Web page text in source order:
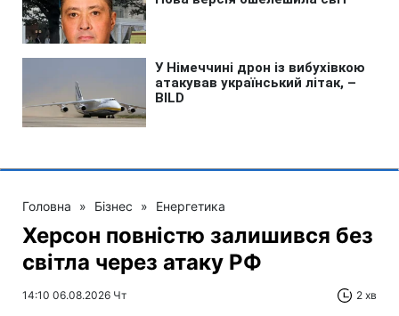
Головна » Бізнес » Енергетика
Херсон повністю залишився без
світла через атаку РФ
14:10 06.08.2026 Чт 2 хв